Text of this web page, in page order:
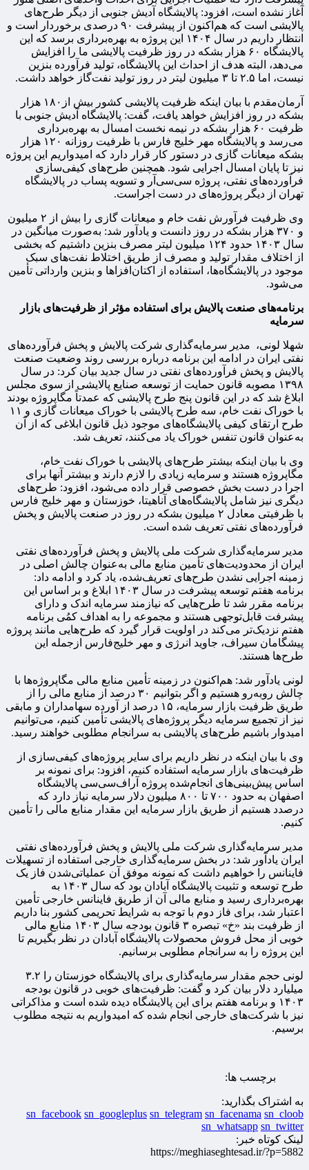
آغاز نشده است، افزود: پالایشگاه آدیش جنوبی از دیگر طرح‌های
پالایشی است که هم‌اکنون از پیشرفت ۹۰ درصدی برخوردار است و
انتظار داریم در سال ۱۴۰۴ این پروژه به بهره‌برداری برسد که این
پالایشگاه ۶۰ هزار بشکه در روز ظرفیت پالایشی ما را افزایش
می‌دهد، البته هدف از احداث این پالایشگاه، تولید فرآورده بنزین
نیست، اما ۲.۵ تا ۳ میلیون لیتر در روز تولید نفت‌گاز خواهد داشت.
آرمان‌مقدم با بیان اینکه ظرفیت پالایشی کشور بیش از۱۸۰ هزار
بشکه در روز افزایش خواهد یافت، گفت: پالایشگاه آدیش‌ جنوبی با
ظرفیت ۶۰ هزار بشکه در نیمه نخست امسال به بهره‌برداری
می‌رسد و پالایشگاه مهر خلیج فارس با ظرفیت روزانه ۱۲۰ هزار
بشکه میعانات گازی در دستور کار قرار دارد که امیدواریم این پروژه
نیز تا پایان امسال اجرایی شود. همچنین طرح‌های کیفی‌سازی
فرآورده‌های نفتی، پروژه سی‌سی‌آر و تسویه پساب در پالایشگاه
تهران از دیگر پروژه‌های در دست اجراست.
وی ظرفیت فرآورش نفت خام و میعانات گازی را بیش از ۲ میلیون
و ۳۷۰ هزار بشکه در روز دانست و یادآور شد: به‌صورت میانگین در
سال ۱۴۰۳ حدود ۱۲۴ میلیون لیتر مصرف بنزین داشتیم که بخشی
از اختلاف مقدار تولید و مصرف از طریق اختلاط نفت‌های سبک
موجود در پالایشگاه‌ها، استفاده از اکتان‌افزاها و بنزین وارداتی تأمین
می‌شود.
برنامه‌های صنعت پالایش برای استفاده مؤثر از ظرفیت‌های بازار
سرمایه
شهلا لونی، مدیر سرمایه‌گذاری شرکت پالایش و پخش فرآورده‌های
نفتی ایران در ادامه این برنامه درباره بررسی روند وضعیت صنعت
پالایش و پخش فرآورده‌های نفتی در سال جدید بیان کرد: در سال
۱۳۹۸ مصوبه قانون حمایت از توسعه صنایع پالایشی از سوی مجلس
ابلاغ شد که در این قانون پنج طرح پالایشی که عمدتاً مگاپروژه بودند
با خوراک نفت خام، سه طرح پالایشی با خوراک میعانات گازی و ۱۱
طرح ارتقای کیفی پالایشگاه‌های موجود ذیل قانون ابلاغی که از آن
به‌عنوان قانون تنفس خوراک یاد می‌کنند، تعریف شد.
وی با بیان اینکه بیشتر طرح‌های پالایشی با خوراک نفت خام،
مگاپروژه هستند و سرمایه زیادی را لازم دارند و بیشتر آنها برای
اجرا در دست بخش خصوصی قرار داده می‌شود، افزود: طرح‌های
دیگری نیز شامل پالایشگاه‌های آناهیتا، خوزستان و مهر خلیج ‌فارس
با ظرفیتی معادل ۲ میلیون بشکه در روز در صنعت پالایش و پخش
فرآورده‌های نفتی تعریف شده است.
مدیر سرمایه‌گذاری شرکت ملی پالایش و پخش فرآورده‌های نفتی
ایران از محدودیت‌های تأمین منابع مالی به‌عنوان چالش اصلی در
زمینه اجرایی نشدن طرح‌های تعریف‌شده، یاد کرد و ادامه داد:
برنامه هفتم توسعه پیشرفت در سال ۱۴۰۳ ابلاغ و بر اساس این
برنامه مقرر شد تا طرح‌هایی که نیازمند سرمایه اندک و دارای
پیشرفت قابل‌توجهی هستند و مجموعه را به اهداف کمُی برنامه
هفتم نزدیک‌تر می‌کند در اولویت قرار گیرد که طرح‌هایی مانند پروژه
پیشگامان سیراف، جاوید انرژی و مهر خلیج‌فارس ازجمله این
طرح‌ها هستند.
لونی یادآور شد: هم‌اکنون در زمینه تأمین منابع مالی مگاپروژه‌ها با
چالش روبه‌رو هستیم و اگر بتوانیم ۳۰ درصد از منابع مالی را از
طریق ظرفیت بازار سرمایه، ۱۵ درصد از آورده سهامداران و مابقی
نیز از تجمیع سرمایه دیگر پروژه‌های پالایشی تأمین کنیم، می‌توانیم
امیدوار باشیم طرح‌های پالایشی به سرانجام مطلوبی خواهند رسید.
وی با بیان اینکه در نظر داریم برای سایر پروژه‌های کیفی‌سازی از
ظرفیت‌های بازار سرمایه استفاده کنیم، افزود: برای نمونه بر
اساس پیش‌بینی‌های انجام‌شده پروژه آراف‌سی‌سی پالایشگاه
اصفهان به حدود ۷۰۰ تا ۸۰۰ میلیون دلار سرمایه نیاز دارد که
درصدد هستیم از طریق بازار سرمایه این مقدار منابع مالی را تأمین
کنیم.
مدیر سرمایه‌گذاری شرکت ملی پالایش و پخش فرآورده‌های نفتی
ایران یادآور شد: در بخش سرمایه‌گذاری خارجی استفاده از تسهیلات
فاینانس را خواهیم داشت که نمونه موفق آن عملیاتی‌شدن فاز یک
طرح توسعه و تثبیت پالایشگاه آبادان بود که سال ۱۴۰۳ به
بهره‌برداری رسید و منابع مالی آن از طریق فاینانس خارجی تأمین
اعتبار شد، برای فاز دوم با توجه به شرایط تحریمی کشور بنا داریم
از ظرفیت بند «خ» تبصره ۳ قانون بودجه سال ۱۴۰۳ منابع مالی
خوبی از محل فروش محصولات پالایشگاه آبادان در نظر بگیریم تا
این پروژه را به سرانجام مطلوبی برسانیم.
لونی حجم مقدار سرمایه‌گذاری برای پالایشگاه خوزستان را ۳.۲
میلیارد دلار بیان کرد و گفت: ظرفیت‌های خوبی در قانون بودجه
۱۴۰۳ و برنامه هفتم برای این پالایشگاه دیده شده است و مذاکراتی
نیز با شرکت‌های خارجی انجام شده که امیدواریم به نتیجه مطلوب
برسیم.
برچسب ها:
به اشتراک بگذارید:
sn_facebook sn_googleplus sn_telegram sn_facenama sn_cloob
sn_whatsapp sn_twitter
لینک کوتاه خبر:
https://meghiaseghtesad.ir/?p=5882